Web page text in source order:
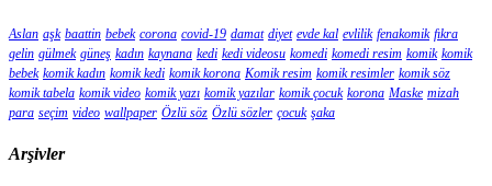
Aslan aşk baattin bebek corona covid-19 damat diyet evde kal evlilik fenakomik fıkra
gelin gülmek güneş kadın kaynana kedi kedi videosu komedi komedi resim komik komik
bebek komik kadın komik kedi komik korona Komik resim komik resimler komik söz
komik tabela komik video komik yazı komik yazılar komik çocuk korona Maske mizah
para seçim video wallpaper Özlü söz Özlü sözler çocuk şaka
Arşivler